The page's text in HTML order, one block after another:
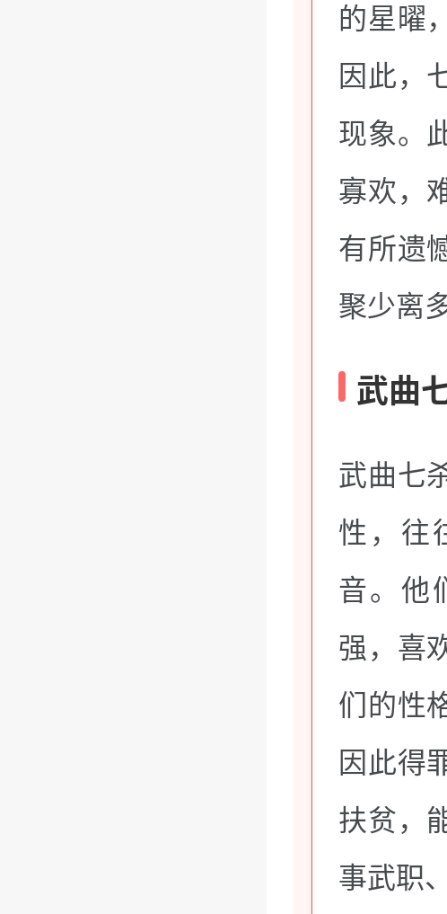
的星曜
因此，
现象。
寡欢，
有所遗
聚少离
武曲
武曲七
性，往
音。他
强，喜
们的性
因此得
扶贫，
事武职